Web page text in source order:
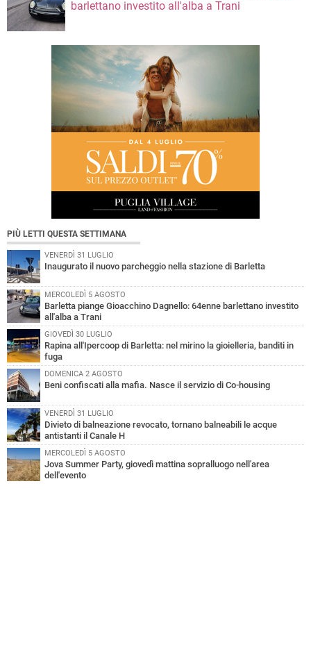
barlettano investito all'alba a Trani
PIÙ LETTI QUESTA SETTIMANA
VENERDÌ 31 LUGLIO
Inaugurato il nuovo parcheggio nella stazione di Barletta
MERCOLEDÌ 5 AGOSTO
Barletta piange Gioacchino Dagnello: 64enne barlettano investito
all'alba a Trani
GIOVEDÌ 30 LUGLIO
Rapina all'Ipercoop di Barletta: nel mirino la gioielleria, banditi in
fuga
DOMENICA 2 AGOSTO
Beni confiscati alla mafia. Nasce il servizio di Co-housing
VENERDÌ 31 LUGLIO
Divieto di balneazione revocato, tornano balneabili le acque
antistanti il Canale H
MERCOLEDÌ 5 AGOSTO
Jova Summer Party, giovedì mattina sopralluogo nell'area
dell'evento